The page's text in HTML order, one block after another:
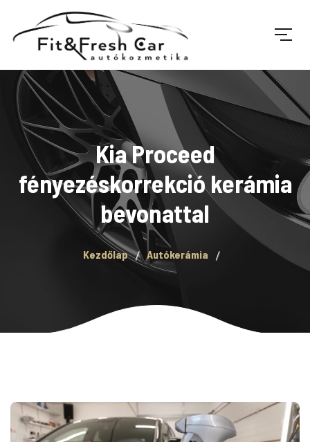
Kia Proceed
fényezéskorrekció kerámia
bevonattal
Kezdőlap Autókerámia